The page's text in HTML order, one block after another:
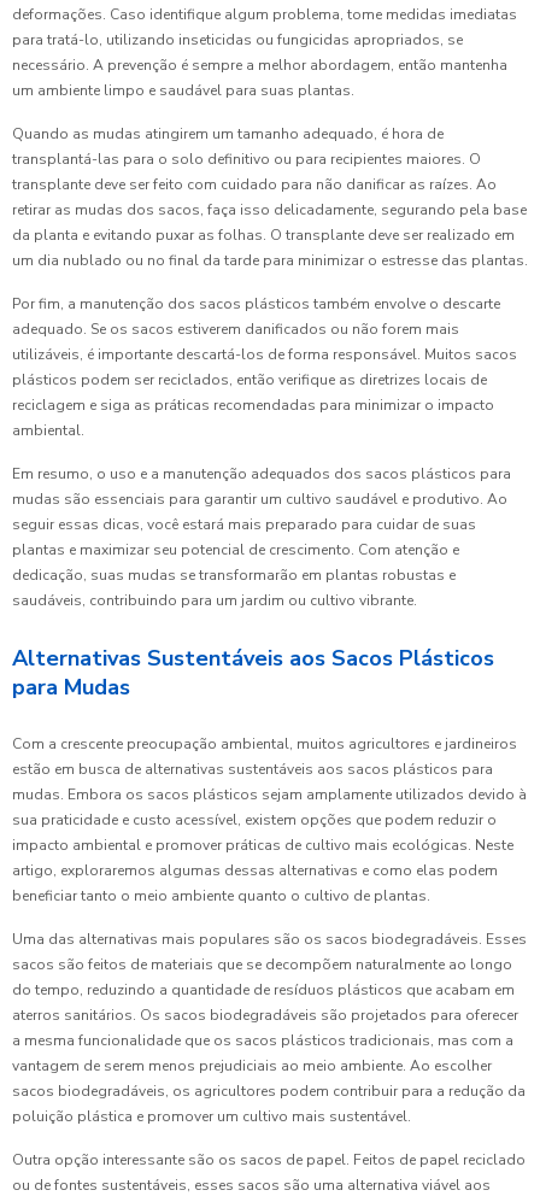
deformações. Caso identifique algum problema, tome medidas imediatas
para tratá-lo, utilizando inseticidas ou fungicidas apropriados, se
necessário. A prevenção é sempre a melhor abordagem, então mantenha
um ambiente limpo e saudável para suas plantas.
Quando as mudas atingirem um tamanho adequado, é hora de
transplantá-las para o solo definitivo ou para recipientes maiores. O
transplante deve ser feito com cuidado para não danificar as raízes. Ao
retirar as mudas dos sacos, faça isso delicadamente, segurando pela base
da planta e evitando puxar as folhas. O transplante deve ser realizado em
um dia nublado ou no final da tarde para minimizar o estresse das plantas.
Por fim, a manutenção dos sacos plásticos também envolve o descarte
adequado. Se os sacos estiverem danificados ou não forem mais
utilizáveis, é importante descartá-los de forma responsável. Muitos sacos
plásticos podem ser reciclados, então verifique as diretrizes locais de
reciclagem e siga as práticas recomendadas para minimizar o impacto
ambiental.
Em resumo, o uso e a manutenção adequados dos sacos plásticos para
mudas são essenciais para garantir um cultivo saudável e produtivo. Ao
seguir essas dicas, você estará mais preparado para cuidar de suas
plantas e maximizar seu potencial de crescimento. Com atenção e
dedicação, suas mudas se transformarão em plantas robustas e
saudáveis, contribuindo para um jardim ou cultivo vibrante.
Alternativas Sustentáveis aos Sacos Plásticos
para Mudas
Com a crescente preocupação ambiental, muitos agricultores e jardineiros
estão em busca de alternativas sustentáveis aos sacos plásticos para
mudas. Embora os sacos plásticos sejam amplamente utilizados devido à
sua praticidade e custo acessível, existem opções que podem reduzir o
impacto ambiental e promover práticas de cultivo mais ecológicas. Neste
artigo, exploraremos algumas dessas alternativas e como elas podem
beneficiar tanto o meio ambiente quanto o cultivo de plantas.
Uma das alternativas mais populares são os sacos biodegradáveis. Esses
sacos são feitos de materiais que se decompõem naturalmente ao longo
do tempo, reduzindo a quantidade de resíduos plásticos que acabam em
aterros sanitários. Os sacos biodegradáveis são projetados para oferecer
a mesma funcionalidade que os sacos plásticos tradicionais, mas com a
vantagem de serem menos prejudiciais ao meio ambiente. Ao escolher
sacos biodegradáveis, os agricultores podem contribuir para a redução da
poluição plástica e promover um cultivo mais sustentável.
Outra opção interessante são os sacos de papel. Feitos de papel reciclado
ou de fontes sustentáveis, esses sacos são uma alternativa viável aos